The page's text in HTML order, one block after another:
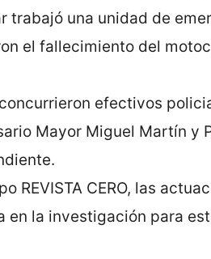
trabajó una unidad de
el fallecimiento del
efectivos
Mayor Miguel Martín y
REVISTA CERO, las
en la investigación para